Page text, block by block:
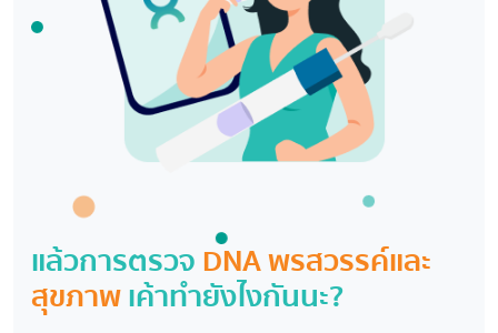
แล้วการตรวจDNA พรสวรรค์และ
สุขภาพเค้าทำยังไงกันนะ?